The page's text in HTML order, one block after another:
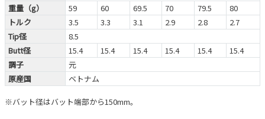
重量（g）
59 60 69.5 70 79.5
80
トルク
3.5 3.3 3.1 2.9 2.8
2.7
Tip径
8.5
Butt径
15.4 15.4 15.4 15.4 15.4
15.4
調子
元
原産国
ベトナム
※バット径はバット端部から150mm。